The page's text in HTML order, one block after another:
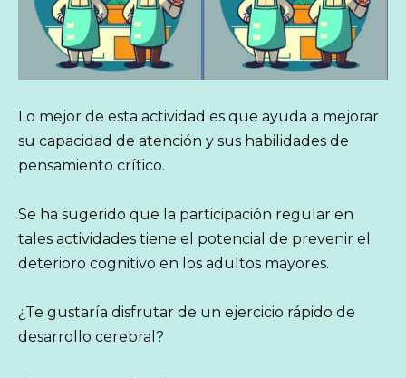
Lo mejor de esta actividad es que ayuda a mejorar
su capacidad de atención y sus habilidades de
pensamiento crítico.
Se ha sugerido que la participación regular en
tales actividades tiene el potencial de prevenir el
deterioro cognitivo en los adultos mayores.
¿Te gustaría disfrutar de un ejercicio rápido de
desarrollo cerebral?